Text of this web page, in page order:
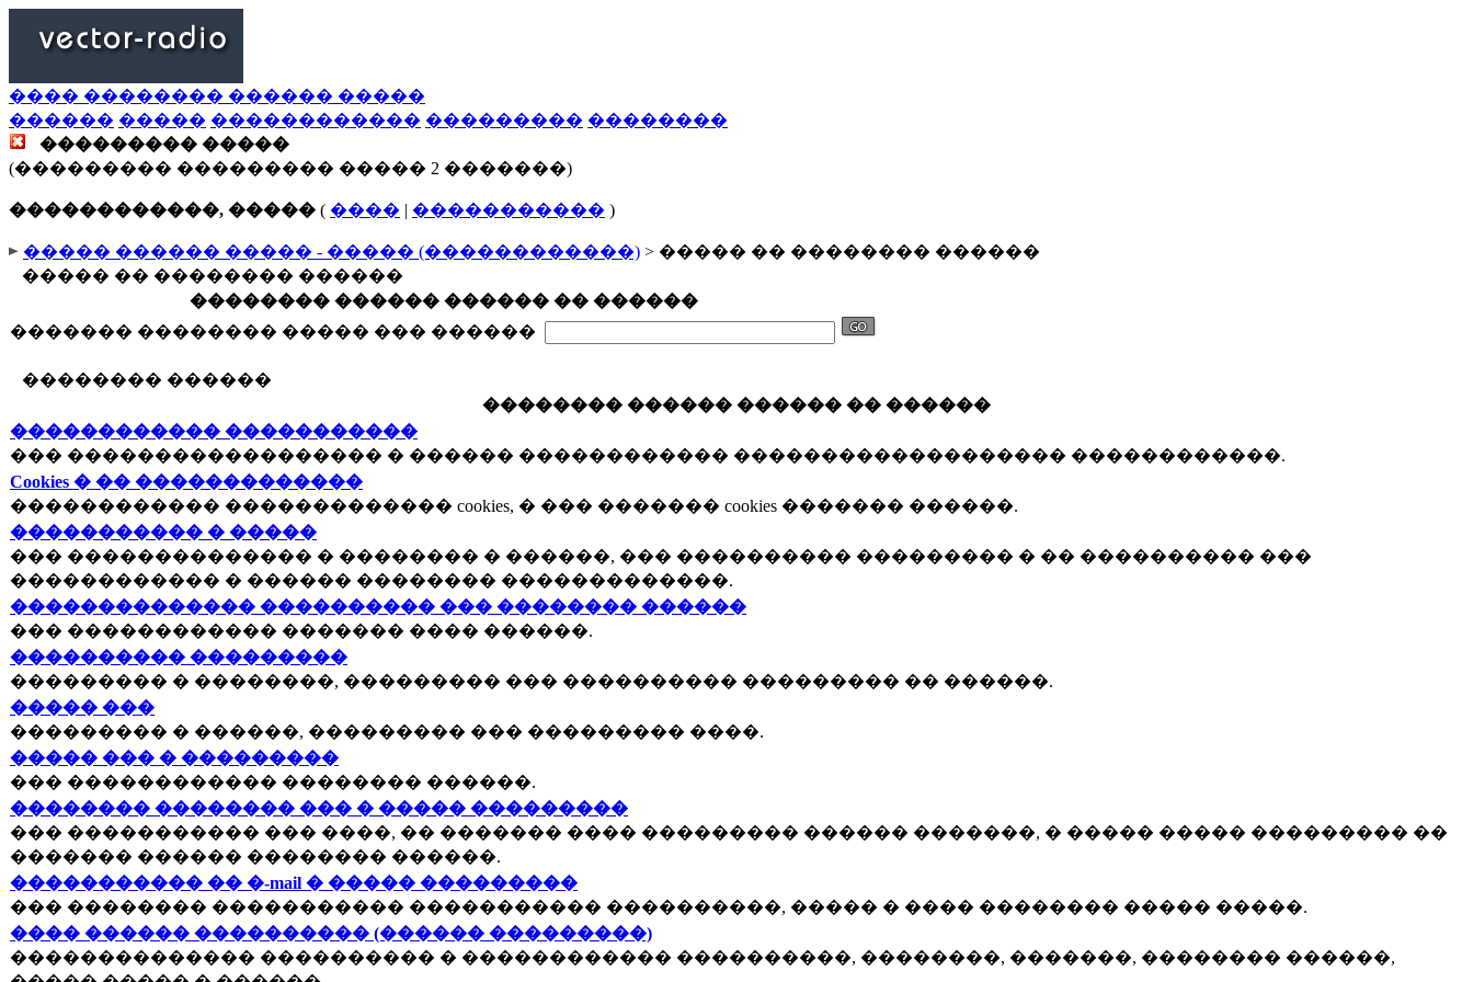
���� �������� ������ �����
������ ����� ������������ ��������� ��������
��������� �����
(��������� ��������� ����� 2 �������)
������������, ����� ( ���� | ����������� )
����� ������ ����� - ����� (������������) > ����� �� �������� ������
����� �� �������� ������
�������� ������ ������ �� ������
������� �������� ����� ��� ������
�������� ������
�������� ������ ������ �� ������
������������ �����������
��� ������������������ � ������ ������������ ������������������� ������������.
Cookies � �� �������������
������������ ������������� cookies, � ��� ������� cookies ������� ������.
����������� � �����
��� �������������� � �������� � ������, ��� ���������� ��������� � �� ���������� ���
������������ � ������ �������� �������������.
�������������� ���������� ��� �������� ������
��� ������������ ������� ���� ������.
���������� ���������
��������� � ��������, ��������� ��� ���������� ��������� �� ������.
����� ���
��������� � ������, ��������� ��� ��������� ����.
����� ��� � ���������
��� ������������ �������� ������.
�������� �������� ��� � ����� ���������
��� ����������� ��� ����, �� ������� ���� ��������� ������ �������, � ����� ����� ��������� ��
������� ������ �������� ������.
����������� �� �-mail � ����� ���������
��� �������� ����������� ����������� ����������, ����� � ���� �������� ����� �����.
���� ������ ���������� (������ ���������)
�������������� ���������� � ������������ ����������, ��������, �������, �������� ������,